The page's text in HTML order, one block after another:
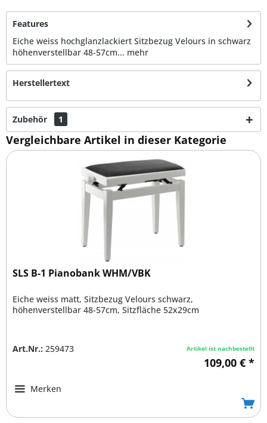
Features
Eiche weiss hochglanzlackiert Sitzbezug Velours in schwarz
höhenverstellbar 48-57cm... mehr
Herstellertext
Zubehör 1
Vergleichbare Artikel in dieser Kategorie
SLS B-1 Pianobank WHM/VBK
Eiche weiss matt, Sitzbezug Velours schwarz,
höhenverstellbar 48-57cm, Sitzfläche 52x29cm
Art.Nr.: 259473 Artikel ist nachbestellt
109,00 € *
Merken